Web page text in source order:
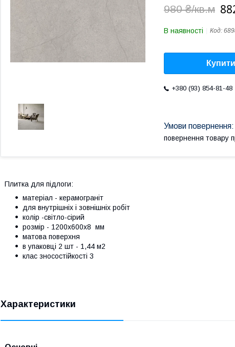
980 ₴/кв.м
В наявності Код:
Купити
+380 (93) 854-81-48
повернення товару
Плитка для підлоги:
матеріал - керамограніт
для внутрішніх і зовнішніх робіт
колір -світло-сірий
розмір - 1200х600х8 мм
матова поверхня
в упаковці 2 шт - 1,44 м2
клас зносостійкості 3
Характеристики